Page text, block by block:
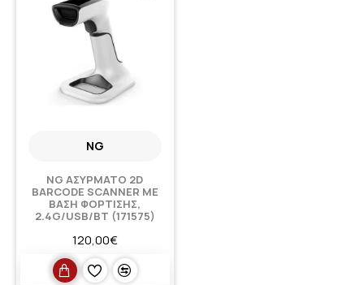
NG
NG ΑΣΥΡΜΑΤΟ 2D
BARCODE SCANNER ΜΕ
ΒΑΣΗ ΦΟΡΤΙΣΗΣ,
2.4G/USB/BT (171575)
120,00€